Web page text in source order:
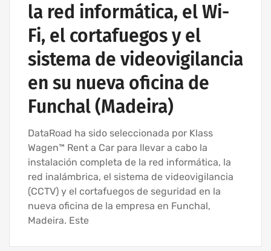
la red informática, el Wi-
Fi, el cortafuegos y el
sistema de videovigilancia
en su nueva oficina de
Funchal (Madeira)
DataRoad ha sido seleccionada por Klass
Wagen™ Rent a Car para llevar a cabo la
instalación completa de la red informática, la
red inalámbrica, el sistema de videovigilancia
(CCTV) y el cortafuegos de seguridad en la
nueva oficina de la empresa en Funchal,
Madeira. Este